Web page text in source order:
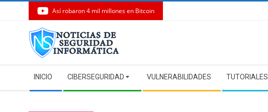
Así robaron 4 mil millones en Bitcoin
Navigation
Menu
INICIO CIBERSEGURIDAD VULNERABILIDADES TUTORIALES